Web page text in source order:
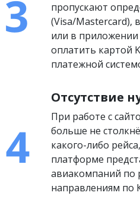
пропускают
(Visa/Mastercard),
или в
оплатить картой
платежной
Отсутствие
При работе с
больше не
какого-либо
платформе
авиакомпаний по
направлениям по